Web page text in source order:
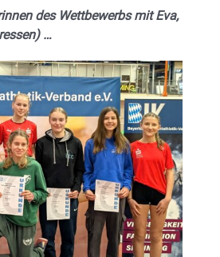
des Wettbewerbs mit Eva,
…